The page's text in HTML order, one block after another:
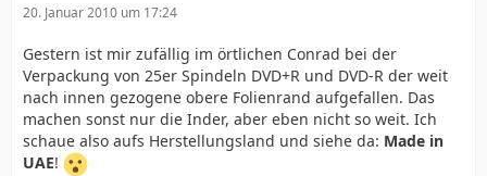
20. Januar 2010 um 17:24
Gestern ist mir zufällig im örtlichen Conrad bei der
Verpackung von 25er Spindeln DVD+R und DVD-R der weit
nach innen gezogene obere Folienrand aufgefallen. Das
machen sonst nur die Inder, aber eben nicht so weit. Ich
schaue also aufs Herstellungsland und siehe da: Made in
UAE!